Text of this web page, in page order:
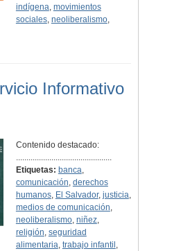
indígena, movimientos
sociales, neoliberalismo,
Informativo
Contenido destacado:
..............................................
Etiquetas: banca,
comunicación, derechos
humanos, El Salvador, justicia,
medios de comunicación,
neoliberalismo, niñez,
religión, seguridad
alimentaria, trabajo infantil ,